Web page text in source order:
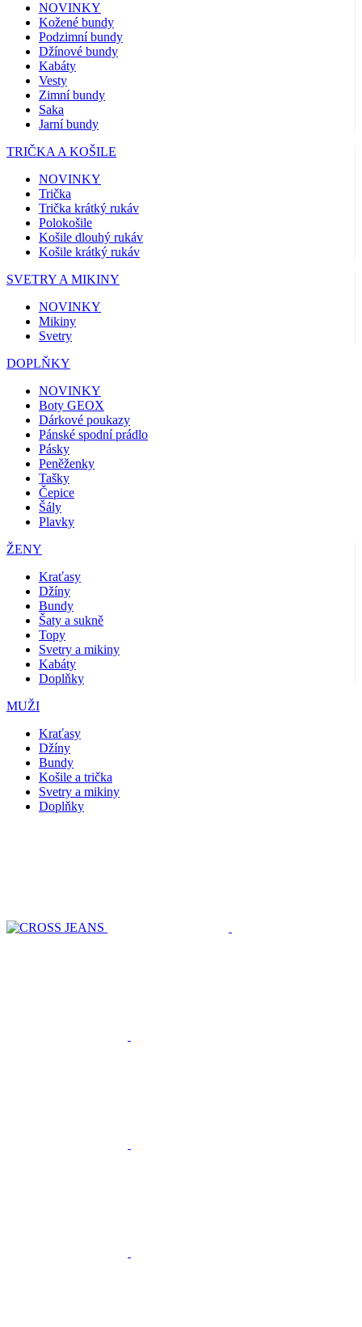
NOVINKY
Kožené bundy
Podzimní bundy
Džínové bundy
Kabáty
Vesty
Zimní bundy
Saka
Jarní bundy
TRIČKA A KOŠILE
NOVINKY
Trička
Trička krátký rukáv
Polokošile
Košile dlouhý rukáv
Košile krátký rukáv
SVETRY A MIKINY
NOVINKY
Mikiny
Svetry
DOPLŇKY
NOVINKY
Boty GEOX
Dárkové poukazy
Pánské spodní prádlo
Pásky
Peněženky
Tašky
Čepice
Šály
Plavky
ŽENY
Kraťasy
Džíny
Bundy
Šaty a sukně
Topy
Svetry a mikiny
Kabáty
Doplňky
MUŽI
Kraťasy
Džíny
Bundy
Košile a trička
Svetry a mikiny
Doplňky